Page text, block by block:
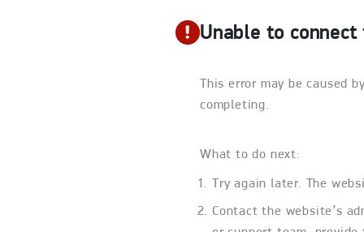
Unable to
This error may be caused
completing.
What to do next:
Try again later. The
Contact the website’s